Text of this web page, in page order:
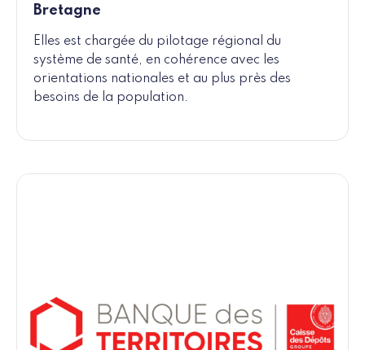
Bretagne
Elles est chargée du pilotage régional du
système de santé, en cohérence avec les
orientations nationales et au plus près des
besoins de la population.